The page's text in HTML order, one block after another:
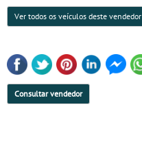
Ver todos os veículos deste vendedor
Consultar vendedor